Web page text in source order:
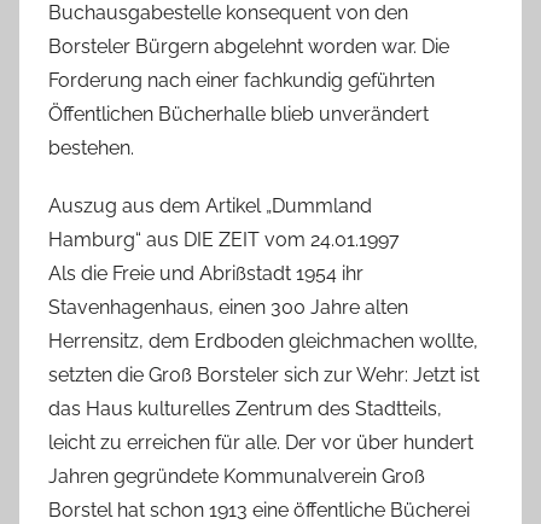
Buchausgabestelle konsequent von den
Borsteler Bürgern abgelehnt worden war. Die
Forderung nach einer fachkundig geführten
Öffentlichen Bücherhalle blieb unverändert
bestehen.
Auszug aus dem Artikel „Dummland
Hamburg“ aus DIE ZEIT vom 24.01.1997
Als die Freie und Abrißstadt 1954 ihr
Stavenhagenhaus, einen 300 Jahre alten
Herrensitz, dem Erdboden gleichmachen wollte,
setzten die Groß Borsteler sich zur Wehr: Jetzt ist
das Haus kulturelles Zentrum des Stadtteils,
leicht zu erreichen für alle. Der vor über hundert
Jahren gegründete Kommunalverein Groß
Borstel hat schon 1913 eine öffentliche Bücherei